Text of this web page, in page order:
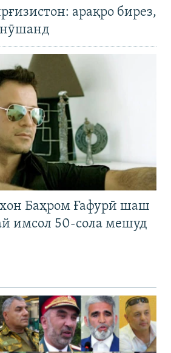
арақро бирез,
Баҳром Ғафурӣ шаш
имсол 50-сола мешуд